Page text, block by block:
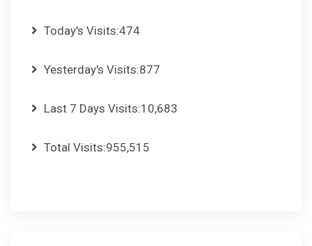
Today's Visits:474
Yesterday's Visits:877
Last 7 Days Visits:10,683
Total Visits:955,515